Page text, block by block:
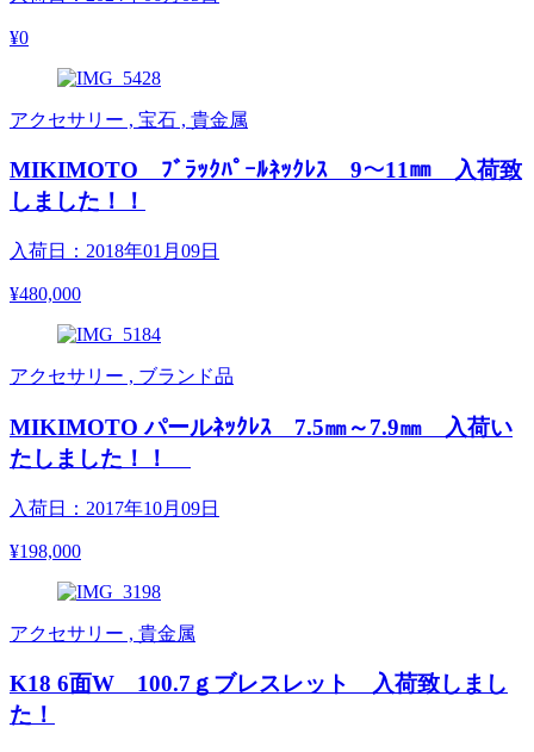
¥0
アクセサリー , 宝石 , 貴金属
MIKIMOTO ﾌﾞﾗｯｸﾊﾟｰﾙﾈｯｸﾚｽ 9～11㎜ 入荷致
しました！！
入荷日：2018年01月09日
¥480,000
アクセサリー , ブランド品
MIKIMOTO パールﾈｯｸﾚｽ 7.5㎜～7.9㎜ 入荷い
たしました！！
入荷日：2017年10月09日
¥198,000
アクセサリー , 貴金属
K18 6面W 100.7ｇブレスレット 入荷致しまし
た！